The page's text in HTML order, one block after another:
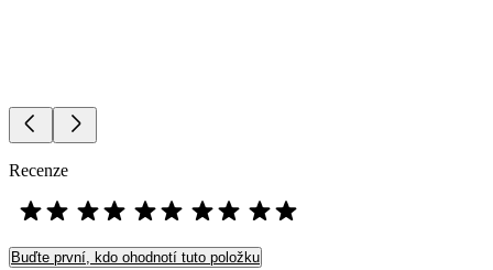
Recenze
Buďte první, kdo ohodnotí tuto položku